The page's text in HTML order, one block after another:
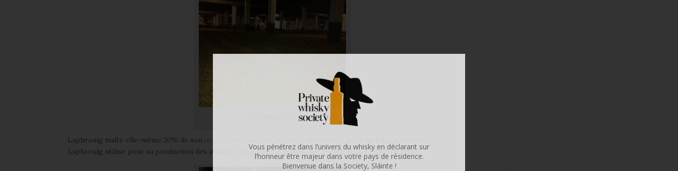
Laphroaig malte elle-même 30% de son orge
Laphroaig utilise pour sa production des alambics de petite taille ainsi que 3 wash stills et 4 spirit stills
Vous pénétrez dans l’univers du whisky en déclarant sur
l’honneur être majeur dans votre pays de résidence.
Bienvenue dans la Society, Sláinte !